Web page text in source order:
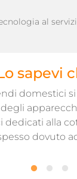
al
sapevi
domestici
alla
dovuto